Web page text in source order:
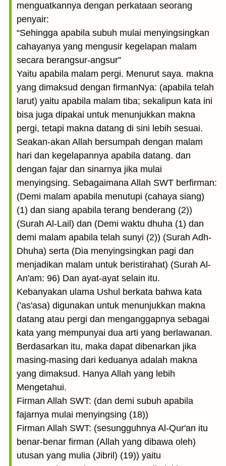
menguatkannya dengan perkataan seorang
penyair:
“Sehingga apabila subuh mulai menyingsingkan
cahayanya yang mengusir kegelapan malam
secara berangsur-angsur”
Yaitu apabila malam pergi. Menurut saya. makna
yang dimaksud dengan firmanNya: (apabila telah
larut) yaitu apabila malam tiba; sekalipun kata ini
bisa juga dipakai untuk menunjukkan makna
pergi, tetapi makna datang di sini lebih sesuai.
Seakan-akan Allah bersumpah dengan malam
hari dan kegelapannya apabila datang. dan
dengan fajar dan sinarnya jika mulai
menyingsing. Sebagaimana Allah SWT berfirman:
(Demi malam apabila menutupi (cahaya siang)
(1) dan siang apabila terang benderang (2))
(Surah Al-Lail) dan (Demi waktu dhuha (1) dan
demi malam apabila telah sunyi (2)) (Surah Adh-
Dhuha) serta (Dia menyingsingkan pagi dan
menjadikan malam untuk beristirahat) (Surah Al-
An'am: 96) Dan ayat-ayat selain itu.
Kebanyakan ulama Ushul berkata bahwa kata
('as'asa) digunakan untuk menunjukkan makna
datang atau pergi dan menganggapnya sebagai
kata yang mempunyai dua arti yang berlawanan.
Berdasarkan itu, maka dapat dibenarkan jika
masing-masing dari keduanya adalah makna
yang dimaksud. Hanya Allah yang lebih
Mengetahui.
Firman Allah SWT: (dan demi subuh apabila
fajarnya mulai menyingsing (18))
Firman Allah SWT: (sesungguhnya Al-Qur'an itu
benar-benar firman (Allah yang dibawa oleh)
utusan yang mulia (Jibril) (19)) yaitu